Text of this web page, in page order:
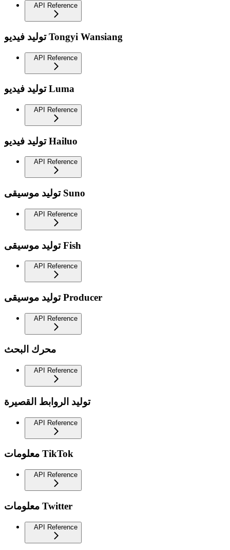
API Reference
توليد فيديو Tongyi Wansiang
API Reference
توليد فيديو Luma
API Reference
توليد فيديو Hailuo
API Reference
توليد موسيقى Suno
API Reference
توليد موسيقى Fish
API Reference
توليد موسيقى Producer
API Reference
محرك البحث
API Reference
توليد الروابط القصيرة
API Reference
معلومات TikTok
API Reference
معلومات Twitter
API Reference